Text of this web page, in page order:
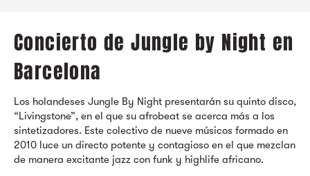
Concierto de Jungle by Night en
Barcelona
Los holandeses Jungle By Night presentarán su quinto disco,
“Livingstone”, en el que su afrobeat se acerca más a los
sintetizadores. Este colectivo de nueve músicos formado en
2010 luce un directo potente y contagioso en el que mezclan
de manera excitante jazz con funk y highlife africano.